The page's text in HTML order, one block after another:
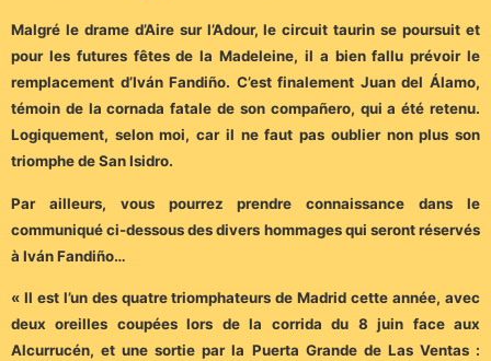
Malgré le drame d’Aire sur l’Adour, le circuit taurin se poursuit et
pour les futures fêtes de la Madeleine, il a bien fallu prévoir le
remplacement d’Iván Fandiño. C’est finalement Juan del Álamo,
témoin de la cornada fatale de son compañero, qui a été retenu.
Logiquement, selon moi, car il ne faut pas oublier non plus son
triomphe de San Isidro.
Par ailleurs, vous pourrez prendre connaissance dans le
communiqué ci-dessous des divers hommages qui seront réservés
à Iván Fandiño…
« Il est l’un des quatre triomphateurs de Madrid cette année, avec
deux oreilles coupées lors de la corrida du 8 juin face aux
Alcurrucén, et une sortie par la Puerta Grande de Las Ventas :